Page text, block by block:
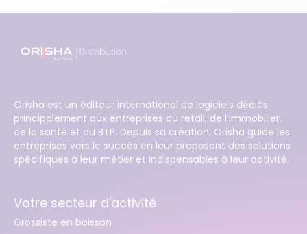
Orisha est un éditeur international de logiciels dédiés
principalement aux entreprises du retail, de l’immobilier,
de la santé et du BTP. Depuis sa création, Orisha guide les
entreprises vers le succès en leur proposant des solutions
spécifiques à leur métier et indispensables à leur activité.
Votre secteur d'activité
Grossiste en boisson